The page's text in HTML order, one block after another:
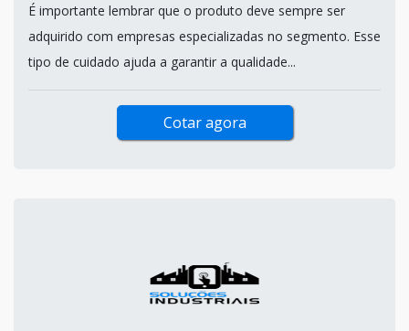
É importante lembrar que o produto deve sempre ser
adquirido com empresas especializadas no segmento. Esse
tipo de cuidado ajuda a garantir a qualidade...
Cotar agora